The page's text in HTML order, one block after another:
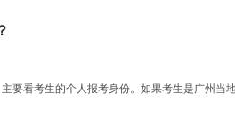
要看考生的个人报考身份。如果考生是广州当